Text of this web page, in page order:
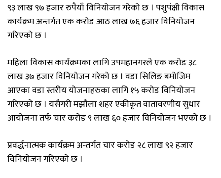
९३ लाख ९७ हजार रुपैयाँ विनियोजन गरेको छ । पशुपंक्षी विकास
कार्यक्रम अन्तर्गत एक करोड आठ लाख ७६ हजार विनियोजन
गरिएको छ ।
महिला विकास कार्यक्रमका लागि उपमहानगरले एक करोड ३८
लाख ३७ हजार विनियोजन गरेको छ । वडा सिलिङ बमोजिम
आएका वडा स्तरीय योजनाहरुका लागि १५ करोड विनियोजन
गरिएको छ । यसैगरी मझौला शहर एकीकृत वातावरणीय सुधार
आयोजना तर्फ चार करोड ९ लाख ६० हजार विनियोजन भएको छ ।
प्रवर्द्धनात्मक कार्यक्रम अन्तर्गत चार करोड २८ लाख ९२ हजार
विनियोजन गरिएको छ ।